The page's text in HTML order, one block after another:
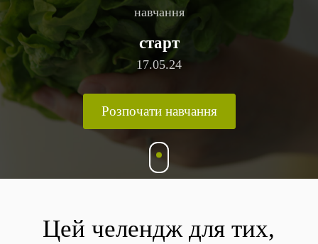
навчання
старт
17.05.24
Розпочати навчання
Цей челендж для тих,